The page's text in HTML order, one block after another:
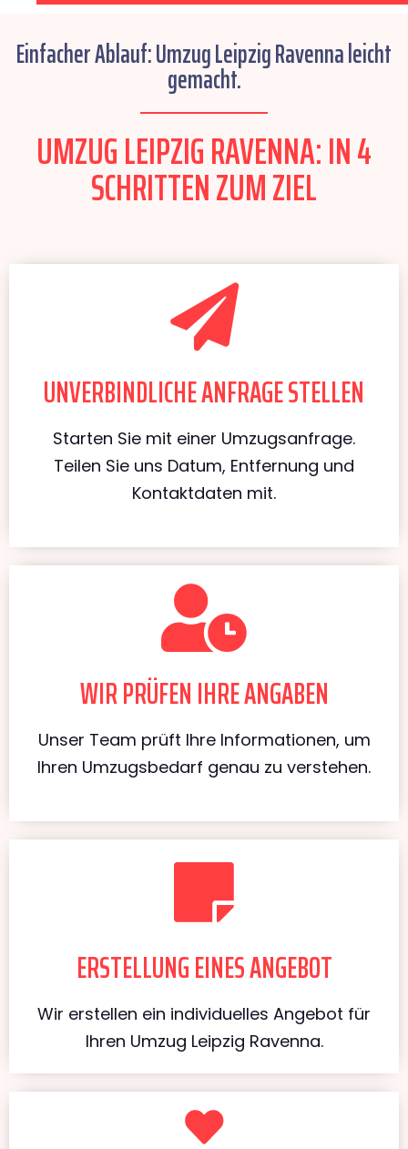
Einfacher Ablauf: Umzug Leipzig Ravenna leicht
gemacht.
UMZUG LEIPZIG RAVENNA: IN 4
SCHRITTEN ZUM ZIEL
UNVERBINDLICHE ANFRAGE STELLEN
Starten Sie mit einer Umzugsanfrage.
Teilen Sie uns Datum, Entfernung und
Kontaktdaten mit.
WIR PRÜFEN IHRE ANGABEN
Unser Team prüft Ihre Informationen, um
Ihren Umzugsbedarf genau zu verstehen.
ERSTELLUNG EINES ANGEBOT
Wir erstellen ein individuelles Angebot für
Ihren Umzug Leipzig Ravenna.